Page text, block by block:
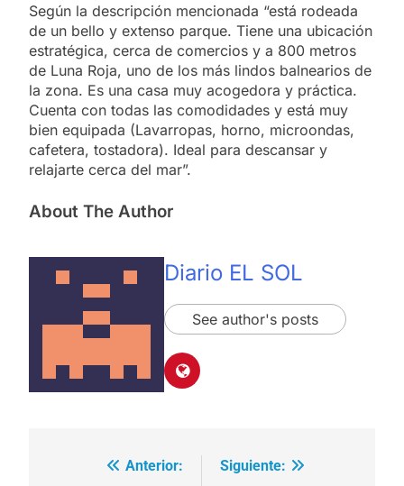
Según la descripción mencionada “está rodeada
de un bello y extenso parque. Tiene una ubicación
estratégica, cerca de comercios y a 800 metros
de Luna Roja, uno de los más lindos balnearios de
la zona. Es una casa muy acogedora y práctica.
Cuenta con todas las comodidades y está muy
bien equipada (Lavarropas, horno, microondas,
cafetera, tostadora). Ideal para descansar y
relajarte cerca del mar”.
About The Author
Diario EL SOL
See author's posts
Navegación
Anterior:
Siguiente: